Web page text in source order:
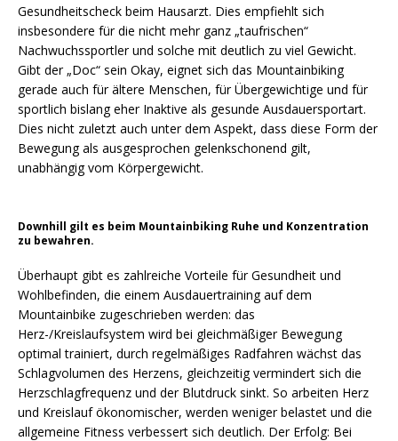
Gesundheitscheck beim Hausarzt. Dies empfiehlt sich
insbesondere für die nicht mehr ganz „taufrischen“
Nachwuchssportler und solche mit deutlich zu viel Gewicht.
Gibt der „Doc“ sein Okay, eignet sich das Mountainbiking
gerade auch für ältere Menschen, für Übergewichtige und für
sportlich bislang eher Inaktive als gesunde Ausdauersportart.
Dies nicht zuletzt auch unter dem Aspekt, dass diese Form der
Bewegung als ausgesprochen gelenkschonend gilt,
unabhängig vom Körpergewicht.
Downhill gilt es beim Mountainbiking Ruhe und Konzentration
zu bewahren.
Überhaupt gibt es zahlreiche Vorteile für Gesundheit und
Wohlbefinden, die einem Ausdauertraining auf dem
Mountainbike zugeschrieben werden: das
Herz-/Kreislaufsystem wird bei gleichmäßiger Bewegung
optimal trainiert, durch regelmäßiges Radfahren wächst das
Schlagvolumen des Herzens, gleichzeitig vermindert sich die
Herzschlagfrequenz und der Blutdruck sinkt. So arbeiten Herz
und Kreislauf ökonomischer, werden weniger belastet und die
allgemeine Fitness verbessert sich deutlich. Der Erfolg: Bei